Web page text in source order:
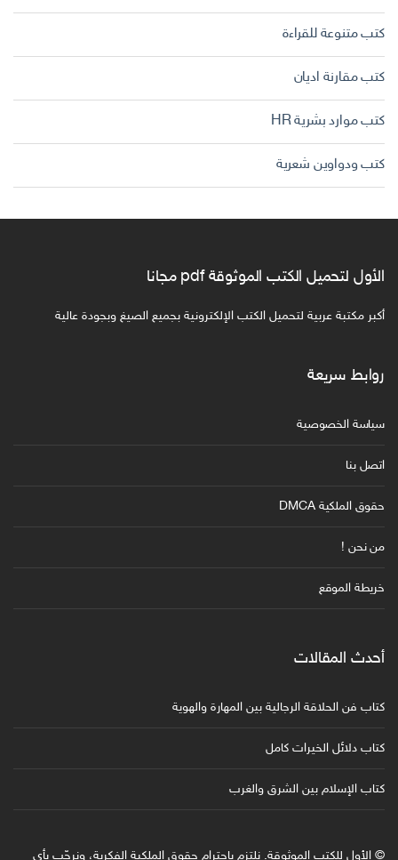
كتب متنوعة للقراءة
كتب مقارنة اديان
كتب موارد بشرية HR
كتب ودواوين شعرية
الأول لتحميل الكتب الموثوقة pdf مجانا
أكبر مكتبة عربية لتحميل الكتب الإلكترونية بجميع الصيغ وبجودة عالية
روابط سريعة
سياسة الخصوصية
اتصل بنا
حقوق الملكية DMCA
من نحن !
خريطة الموقع
أحدث المقالات
كتاب فن الحلاقة الرجالية بين المهارة والهوية
كتاب دلائل الخيرات كامل
كتاب الإسلام بين الشرق والغرب
© الأول للكتب الموثوقة. نلتزم باحترام حقوق الملكية الفكرية، ونرحّب بأي